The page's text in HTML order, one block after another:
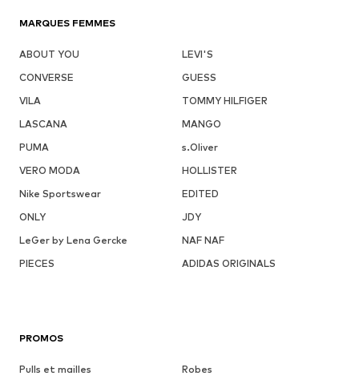
MARQUES FEMMES
ABOUT YOU
LEVI'S
CONVERSE
GUESS
VILA
TOMMY HILFIGER
LASCANA
MANGO
PUMA
s.Oliver
VERO MODA
HOLLISTER
Nike Sportswear
EDITED
ONLY
JDY
LeGer by Lena Gercke
NAF NAF
PIECES
ADIDAS ORIGINALS
PROMOS
Pulls et mailles
Robes